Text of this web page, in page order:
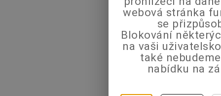
webová stránka
se
Blokování
na vaši
také
nabídku na